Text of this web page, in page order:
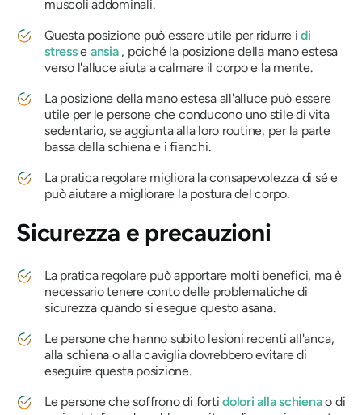
muscoli addominali.
Questa posizione può essere utile per ridurre idi
stresse ansia, poiché la posizione della mano estesa
verso l'alluce aiuta a calmare il corpo e la mente.
La posizione della mano estesa all'alluce può essere
utile per le persone che conducono uno stile di vita
sedentario, se aggiunta alla loro routine, per la parte
bassa della schiena e i fianchi.
La pratica regolare migliora la consapevolezza di sé e
può aiutare a migliorare la postura del corpo.
Sicurezza e precauzioni
La pratica regolare può apportare molti benefici, ma è
necessario tenere conto delle problematiche di
sicurezza quando si esegue questo asana.
Le persone che hanno subito lesioni recenti all'anca,
alla schiena o alla caviglia dovrebbero evitare di
eseguire questa posizione.
Le persone che soffrono di fortidolori alla schienao di